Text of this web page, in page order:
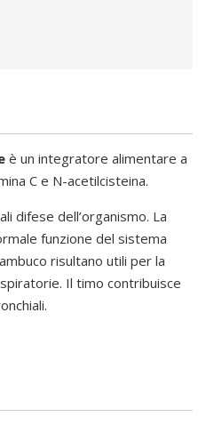
è un integratore alimentare a
C e N-acetilcisteina.
difese dell’organismo. La
funzione del sistema
risultano utili per la
Il timo contribuisce